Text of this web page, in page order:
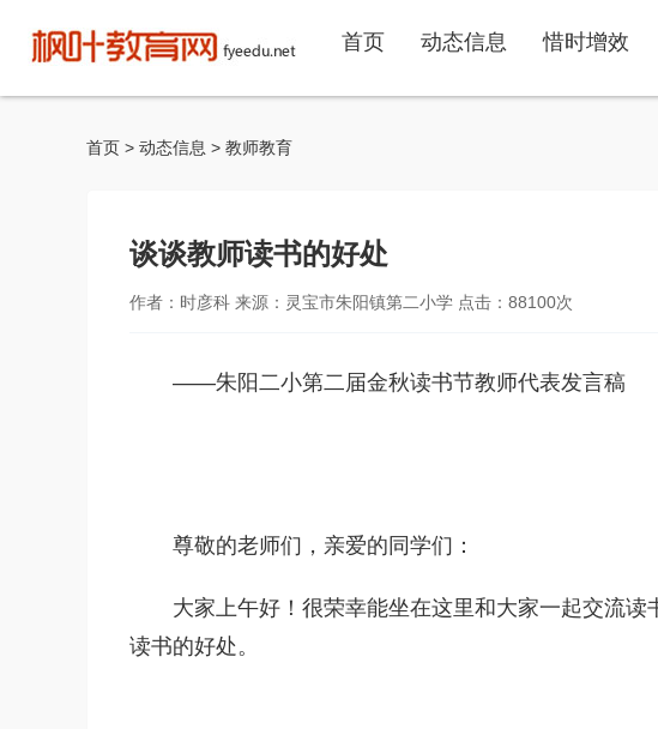
首页 动态信息 惜时增效
首页 > 动态信息 > 教师教育
谈谈教师读书的好处
作者：时彦科 来源：灵宝市朱阳镇第二小学 点击： 88100次
——朱阳二小第二届金秋读书节教师代表发言稿
尊敬的老师们，亲爱的同学们：
大家上午好！很荣幸能坐在这里和大家一起交流
读书的好处。